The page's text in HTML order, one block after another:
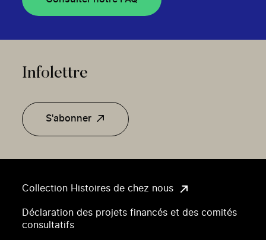
Collection Histoires de chez nous
Déclaration des projets financés et des comités
consultatifs
Infolettre
S'abonner